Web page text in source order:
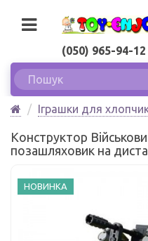
(050) 965-94-
Іграшки для
позашляховик на
Конструктор
позашляховик на
НОВИНКА